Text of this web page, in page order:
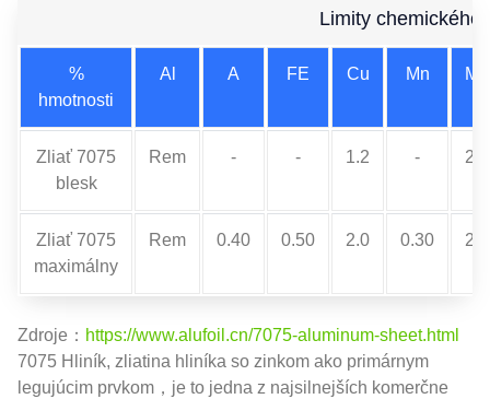
Limity chemického
%
hmotnosti
Al A FE Cu Mn Mg
Zliať 7075
blesk
Rem - - 1.2 - 2.1
Zliať 7075
maximálny
Rem 0.40 0.50 2.0 0.30 2.9
Zdroje： https://www.alufoil.cn/7075-aluminum-sheet.html
7075 Hliník, zliatina hliníka so zinkom ako primárnym
legujúcim prvkom，je to jedna z najsilnejších komerčne